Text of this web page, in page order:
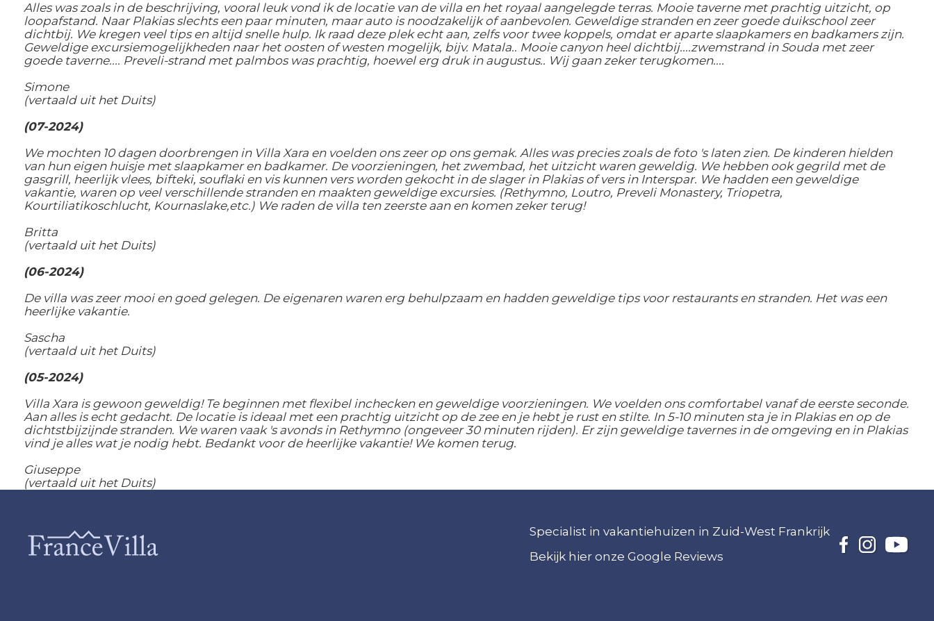
Alles was zoals in de beschrijving, vooral leuk vond ik de locatie van de villa en het royaal aangelegde terras. Mooie taverne met prachtig uitzicht, op
loopafstand. Naar Plakias slechts een paar minuten, maar auto is noodzakelijk of aanbevolen. Geweldige stranden en zeer goede duikschool zeer
dichtbij. We kregen veel tips en altijd snelle hulp. Ik raad deze plek echt aan, zelfs voor twee koppels, omdat er aparte slaapkamers en badkamers zijn.
Geweldige excursiemogelijkheden naar het oosten of westen mogelijk, bijv. Matala.. Mooie canyon heel dichtbij....zwemstrand in Souda met zeer
goede taverne.... Preveli-strand met palmbos was prachtig, hoewel erg druk in augustus.. Wij gaan zeker terugkomen....
Simone
(vertaald uit het Duits)
(07-2024)
We mochten 10 dagen doorbrengen in Villa Xara en voelden ons zeer op ons gemak. Alles was precies zoals de foto 's laten zien. De kinderen hielden
van hun eigen huisje met slaapkamer en badkamer. De voorzieningen, het zwembad, het uitzicht waren geweldig. We hebben ook gegrild met de
gasgrill, heerlijk vlees, bifteki, souflaki en vis kunnen vers worden gekocht in de slager in Plakias of vers in Interspar. We hadden een geweldige
vakantie, waren op veel verschillende stranden en maakten geweldige excursies. (Rethymno, Loutro, Preveli Monastery, Triopetra,
Kourtiliatikoschlucht, Kournaslake,etc.) We raden de villa ten zeerste aan en komen zeker terug!
Britta
(vertaald uit het Duits)
(06-2024)
De villa was zeer mooi en goed gelegen. De eigenaren waren erg behulpzaam en hadden geweldige tips voor restaurants en stranden. Het was een
heerlijke vakantie.
Sascha
(vertaald uit het Duits)
(05-2024)
Villa Xara is gewoon geweldig! Te beginnen met flexibel inchecken en geweldige voorzieningen. We voelden ons comfortabel vanaf de eerste seconde.
Aan alles is echt gedacht. De locatie is ideaal met een prachtig uitzicht op de zee en je hebt je rust en stilte. In 5-10 minuten sta je in Plakias en op de
dichtstbijzijnde stranden. We waren vaak 's avonds in Rethymno (ongeveer 30 minuten rijden). Er zijn geweldige tavernes in de omgeving en in Plakias
vind je alles wat je nodig hebt. Bedankt voor de heerlijke vakantie! We komen terug.
Giuseppe
(vertaald uit het Duits)
Specialist in vakantiehuizen in Zuid-West Frankrijk
Bekijk hier onze Google Reviews